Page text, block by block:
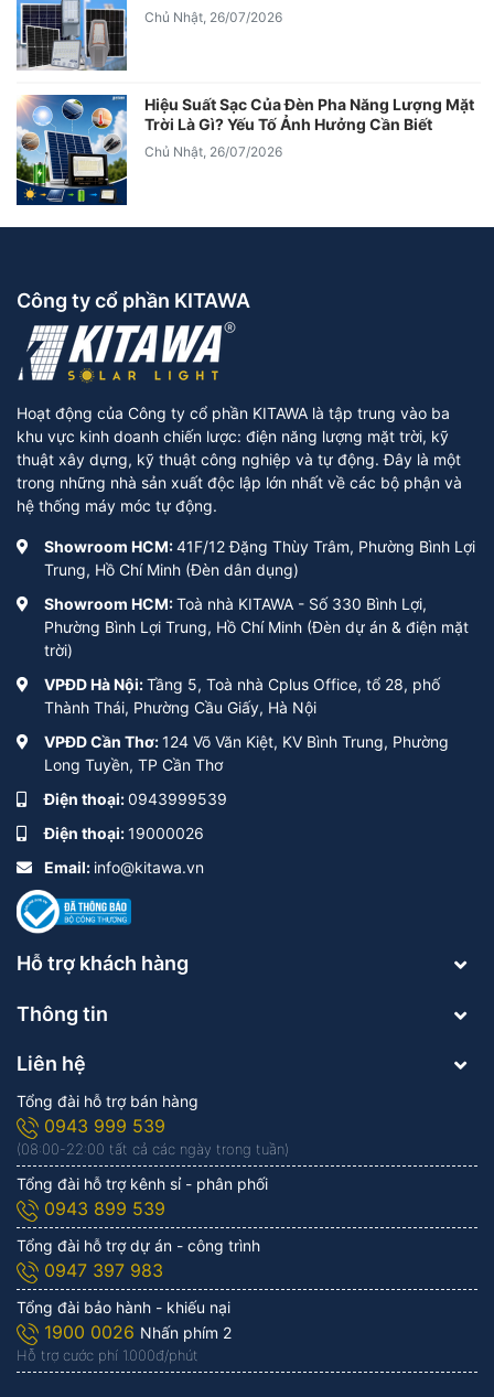
Chủ Nhật, 26/07/2026
Hiệu Suất Sạc Của Đèn Pha Năng Lượng Mặt
Trời Là Gì? Yếu Tố Ảnh Hưởng Cần Biết
Chủ Nhật, 26/07/2026
Công ty cổ phần KITAWA
Hoạt động của Công ty cổ phần KITAWA là tập trung vào ba
khu vực kinh doanh chiến lược: điện năng lượng mặt trời, kỹ
thuật xây dựng, kỹ thuật công nghiệp và tự động. Đây là một
trong những nhà sản xuất độc lập lớn nhất về các bộ phận và
hệ thống máy móc tự động.
Showroom HCM:41F/12 Đặng Thùy Trâm, Phường Bình Lợi
Trung, Hồ Chí Minh (Đèn dân dụng)
Showroom HCM:Toà nhà KITAWA - Số 330 Bình Lợi,
Phường Bình Lợi Trung, Hồ Chí Minh (Đèn dự án & điện mặt
trời)
VPĐD Hà Nội:Tầng 5, Toà nhà Cplus Office, tổ 28, phố
Thành Thái, Phường Cầu Giấy, Hà Nội
VPĐD Cần Thơ:124 Võ Văn Kiệt, KV Bình Trung, Phường
Long Tuyền, TP Cần Thơ
Điện thoại:0943999539
Điện thoại:19000026
Email: info@kitawa.vn
Hỗ trợ khách hàng
Thông tin
Liên hệ
Tổng đài hỗ trợ bán hàng
0943 999 539
(08:00-22:00 tất cả các ngày trong tuần)
Tổng đài hỗ trợ kênh sỉ - phân phối
0943 899 539
Tổng đài hỗ trợ dự án - công trình
0947 397 983
Tổng đài bảo hành - khiếu nại
1900 0026 Nhấn phím 2
Hỗ trợ cước phí 1.000đ/phút